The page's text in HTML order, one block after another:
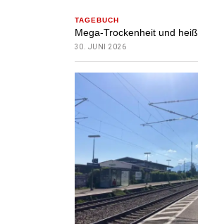
TAGEBUCH
Mega-Trockenheit und heiß
30. JUNI 2026